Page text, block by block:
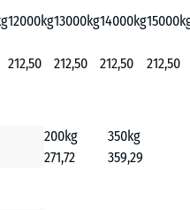
12000kg13000kg14000kg
212,50 212,50 212,50 212,50
200kg
350kg
271,72 359,29